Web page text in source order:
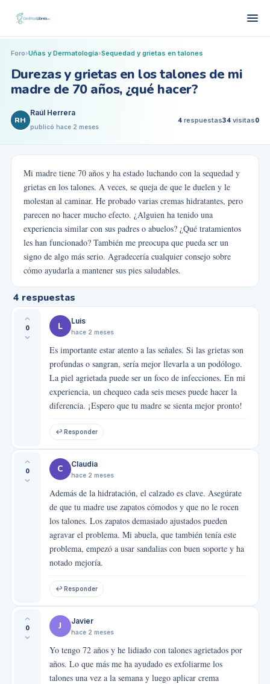
Foro›Uñas y Dermatología›Sequedad y grietas en talones
Durezas y grietas en los talones de mi
madre de 70 años, ¿qué hacer?
RH
Raúl Herrera
publicó hace 2 meses
4 respuestas34 visitas0
Mi madre tiene 70 años y ha estado luchando con la sequedad y
grietas en los talones. A veces, se queja de que le duelen y le
molestan al caminar. He probado varias cremas hidratantes, pero
parecen no hacer mucho efecto. ¿Alguien ha tenido una
experiencia similar con sus padres o abuelos? ¿Qué tratamientos
les han funcionado? También me preocupa que pueda ser un
signo de algo más serio. Agradecería cualquier consejo sobre
cómo ayudarla a mantener sus pies saludables.
4 respuestas
0 L Luis
hace 2 meses
Es importante estar atento a las señales. Si las grietas son
profundas o sangran, sería mejor llevarla a un podólogo.
La piel agrietada puede ser un foco de infecciones. En mi
experiencia, un chequeo cada seis meses puede hacer la
diferencia. ¡Espero que tu madre se sienta mejor pronto!
↩ Responder
0 C Claudia
hace 2 meses
Además de la hidratación, el calzado es clave. Asegúrate
de que tu madre use zapatos cómodos y que no le rocen
los talones. Los zapatos demasiado ajustados pueden
agravar el problema. Mi abuela, que también tenía este
problema, empezó a usar sandalias con buen soporte y ha
notado mejoría.
↩ Responder
0 J Javier
hace 2 meses
Yo tengo 72 años y he lidiado con talones agrietados por
años. Lo que más me ha ayudado es exfoliarme los
talones una vez a la semana y luego aplicar crema